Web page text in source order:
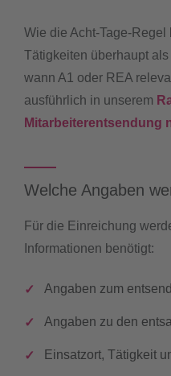
Wie die Acht-Tage-
Tätigkeiten überhaupt
wann A1 oder REA
ausführlich in unserem
Mitarbeiterentsendung
Welche Angaben
Für die Einreichung
Informationen benötigt:
Angaben zum
Angaben zu den
Einsatzort, Tätigkeit